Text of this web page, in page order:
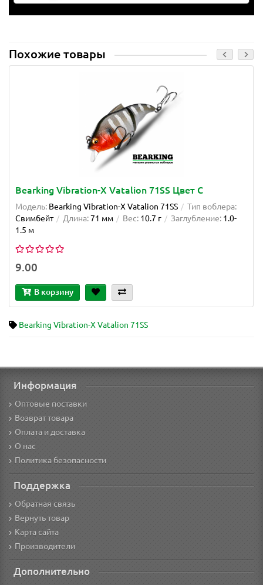
Похожие товары
Bearking Vibration-X Vatalion 71SS Цвет C
Модель: Bearking Vibration-X Vatalion 71SS
Тип воблера:
Свимбейт
Длина:71 мм Вес: 10.7 г Заглубление: 1.0-
1.5 м
9.00
В корзину
Bearking Vibration-X Vatalion 71SS
Информация
Оптовые поставки
Возврат товара
Оплата и доставка
О нас
Политика безопасности
Поддержка
Обратная связь
Вернуть товар
Карта сайта
Производители
Дополнительно